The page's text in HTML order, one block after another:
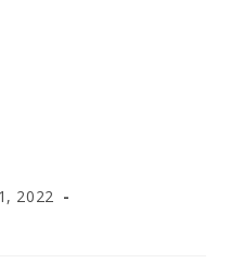
2022